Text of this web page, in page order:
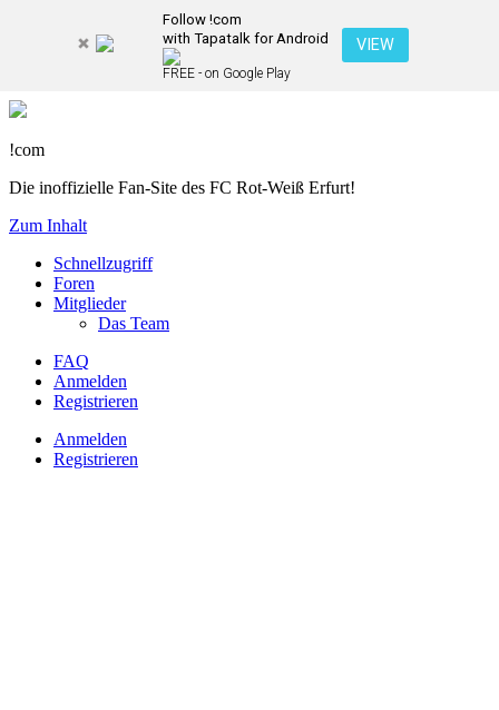
Follow !com
with Tapatalk for Android
FREE - on Google Play
VIEW
!com
Die inoffizielle Fan-Site des FC Rot-Weiß Erfurt!
Zum Inhalt
Schnellzugriff
Foren
Mitglieder
Das Team
FAQ
Anmelden
Registrieren
Anmelden
Registrieren